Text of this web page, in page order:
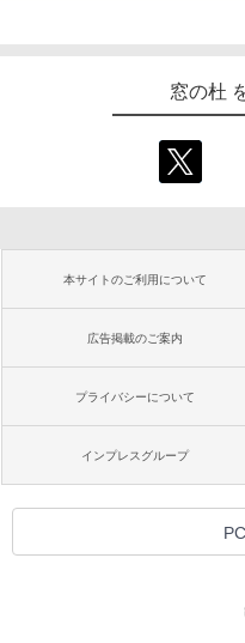
窓の杜
本サイトのご利用について
広告掲載のご案内
プライバシーについて
インプレスグループ